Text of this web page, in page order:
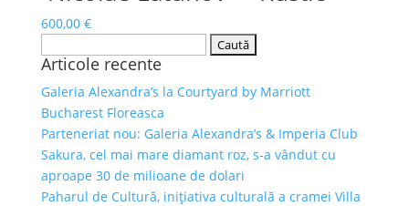
600,00 €
după:
Articole recente
Galeria Alexandra’s la Courtyard by Marriott
Bucharest Floreasca
Parteneriat nou: Galeria Alexandra’s & Imperia Club
Sakura, cel mai mare diamant roz, s-a vândut cu
aproape 30 de milioane de dolari
Paharul de Cultură, inițiativa culturală a cramei Villa